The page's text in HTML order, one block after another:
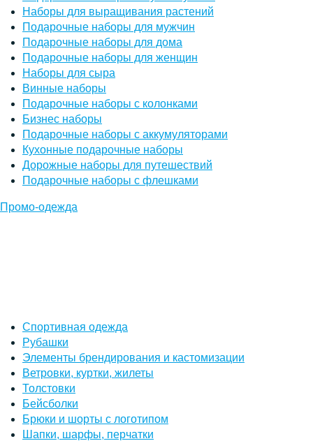
Наборы для выращивания растений
Подарочные наборы для мужчин
Подарочные наборы для дома
Подарочные наборы для женщин
Наборы для сыра
Винные наборы
Подарочные наборы с колонками
Бизнес наборы
Подарочные наборы с аккумуляторами
Кухонные подарочные наборы
Дорожные наборы для путешествий
Подарочные наборы с флешками
Промо-одежда
Спортивная одежда
Рубашки
Элементы брендирования и кастомизации
Ветровки, куртки, жилеты
Толстовки
Бейсболки
Брюки и шорты с логотипом
Шапки, шарфы, перчатки